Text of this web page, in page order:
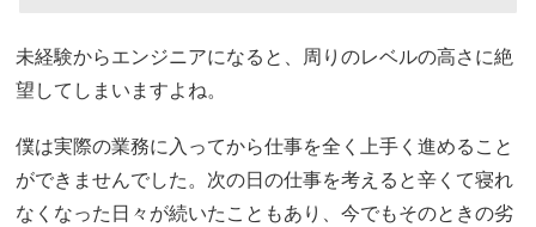
未経験からエンジニアになると、周りのレベルの高さに絶
望してしまいますよね。
僕は実際の業務に入ってから仕事を全く上手く進めること
ができませんでした。次の日の仕事を考えると辛くて寝れ
なくなった日々が続いたこともあり、今でもそのときの劣